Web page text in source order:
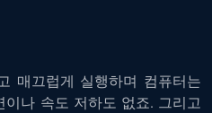
매끄럽게 실행하며 컴퓨터는
나 속도 저하도 없죠. 그리고